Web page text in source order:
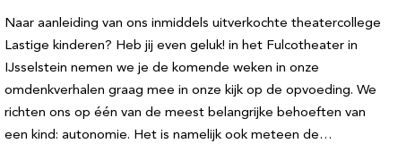
Naar aanleiding van ons inmiddels uitverkochte theatercollege
Lastige kinderen? Heb jij even geluk! in het Fulcotheater in
IJsselstein nemen we je de komende weken in onze
omdenkverhalen graag mee in onze kijk op de opvoeding. We
richten ons op één van de meest belangrijke behoeften van
een kind: autonomie. Het is namelijk ook meteen de…